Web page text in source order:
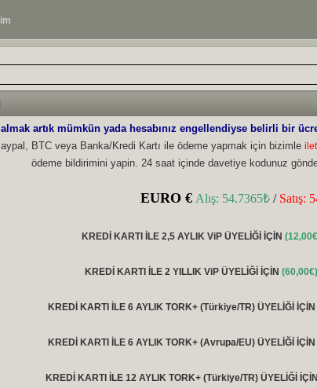
artık mümkün yada hesabınız engellendiyse belirli bir
BTC veya Banka/Kredi Kartı ile ödeme yapmak için bizimle
ödeme bildirimini yapin. 24 saat içinde davetiye kodunuz
KREDİ KARTI İLE 2,5 AYLIK ViP ÜYELİĞİ İÇİN
KREDİ KARTI İLE 2 YILLIK ViP ÜYELİĞİ İÇİN (60,00€)
KREDİ KARTI İLE 6 AYLIK TORK+ (Türkiye/TR) ÜYELİĞİ İÇİN
KREDİ KARTI İLE 6 AYLIK TORK+ (Avrupa/EU) ÜYELİĞİ İÇİN
KREDİ KARTI İLE 12 AYLIK TORK+ (Türkiye/TR) ÜYELİĞİ İÇİN